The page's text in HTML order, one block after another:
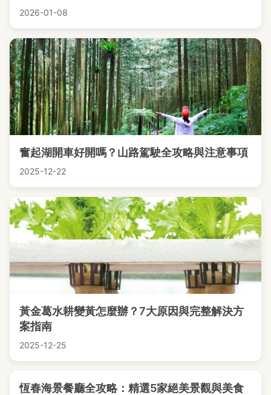
2026-01-08
奮起湖開車好開嗎？山路駕駛全攻略與注意事項
2025-12-22
黃金葛水耕變黃怎麼辦？7大原因與完整解決方
案指南
2025-12-25
恆春海景餐廳全攻略：精選5家絕美景觀與美食